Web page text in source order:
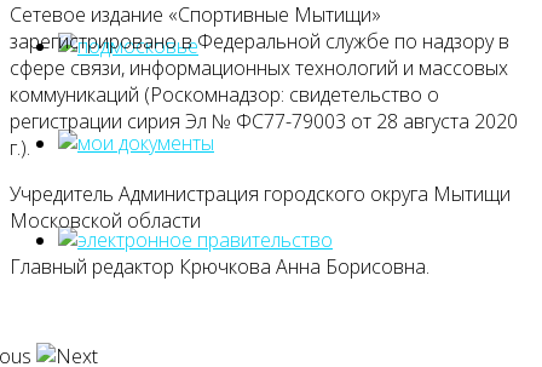
Сетевое издание «Спортивные Мытищи»
зарегистрировано в Федеральной службе по надзору в
сфере связи, информационных технологий и массовых
коммуникаций (Роскомнадзор: свидетельство о
регистрации сирия Эл № ФС77-79003 от 28 августа 2020
г.).
Учредитель Администрация городского округа Мытищи
Московской области
Главный редактор Крючкова Анна Борисовна.